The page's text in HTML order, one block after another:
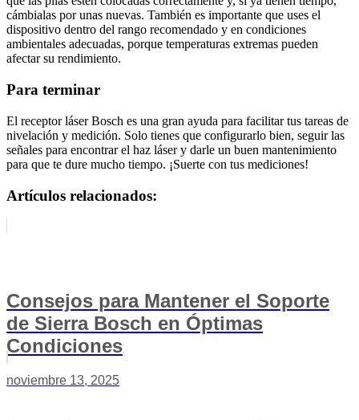
cámbialas por unas nuevas. También es importante que uses el
dispositivo dentro del rango recomendado y en condiciones
ambientales adecuadas, porque temperaturas extremas pueden
afectar su rendimiento.
Para terminar
El receptor láser Bosch es una gran ayuda para facilitar tus tareas de
nivelación y medición. Solo tienes que configurarlo bien, seguir las
señales para encontrar el haz láser y darle un buen mantenimiento
para que te dure mucho tiempo. ¡Suerte con tus mediciones!
Artículos relacionados:
Consejos para Mantener el Soporte
de Sierra Bosch en Óptimas
Condiciones
noviembre 13, 2025